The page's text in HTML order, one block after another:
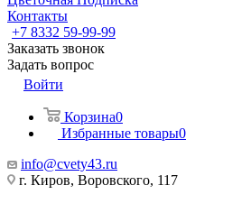
Контакты
+7 8332 59-99-99
Заказать звонок
Задать вопрос
Войти
Корзина0
Избранные товары0
info@cvety43.ru
г. Киров, Воровского, 117